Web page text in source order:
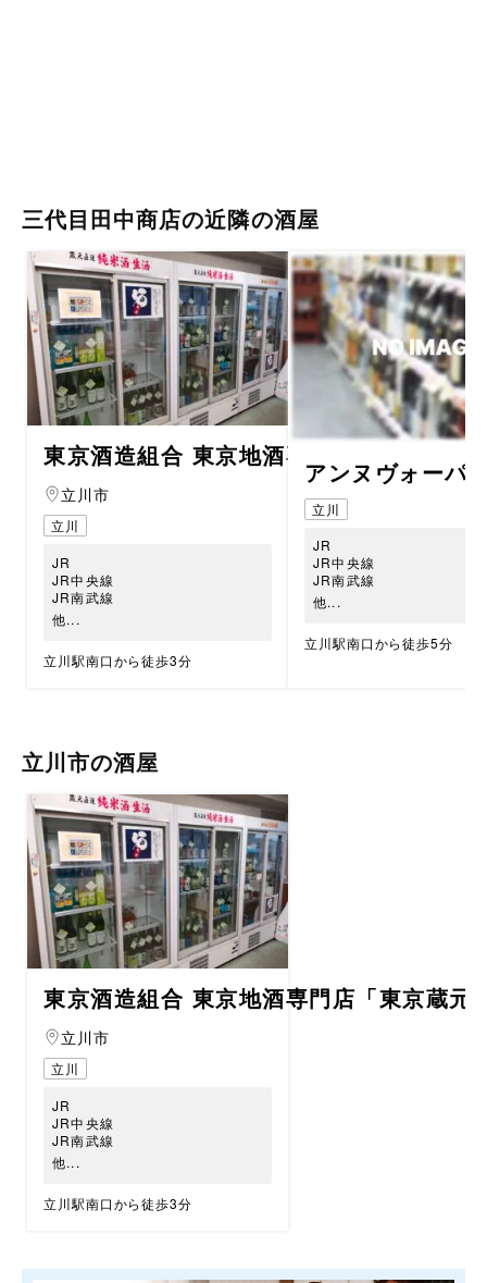
三代目田中商店の近隣の酒屋
東京酒造組合 東京地酒専門店「東京蔵元
立川市
立川
JR
JR中央線
JR南武線
他...
立川駅南口から徒歩3分
アンヌヴォーパ
立川
JR
JR中央線
JR南武線
他...
立川駅南口から徒歩5分
立川市の酒屋
東京酒造組合 東京地酒専門店「東京蔵元
立川市
立川
JR
JR中央線
JR南武線
他...
立川駅南口から徒歩3分